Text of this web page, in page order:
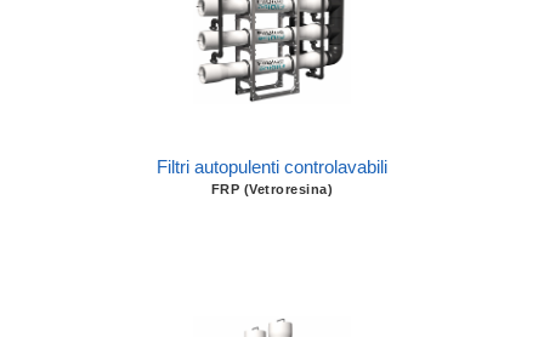
Filtri autopulenti controlavabili
FRP (Vetroresina)